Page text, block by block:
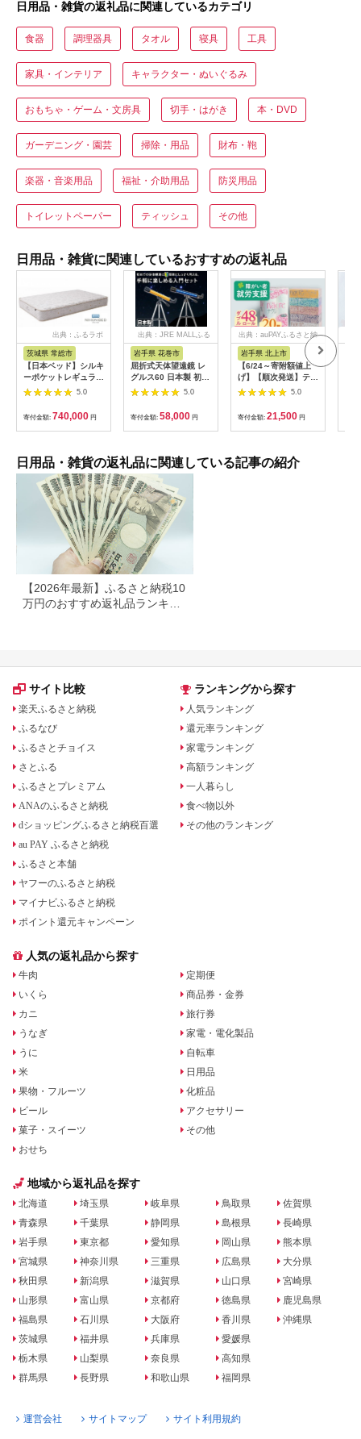
日用品・雑貨の返礼品に関連しているカテゴリ
食器 調理器具 タオル 寝具 工具
家具・インテリア キャラクター・ぬいぐるみ
おもちゃ・ゲーム・文房具 切手・はがき 本・DVD
ガーデニング・園芸 掃除・用品 財布・鞄
楽器・音楽用品 福祉・介助用品 防災用品
トイレットペーパー ティッシュ その他
日用品・雑貨に関連しているおすすめの返礼品
出典：ふるラボ
茨城県 常総市
【日本ベッド】シルキ
ーポケットレギュラー
11334 シングル 日本
ベッド シルキーポケ
ットレギュラー シン
グル 通気性 ロングセ
ラー 放湿性 ※沖縄
5.0
寄付金額: 740,000 円
出典：JRE MALLふる
さと納税
岩手県 花巻市
屈折式天体望遠鏡 レ
グルス60 日本製 初心
者用 スマホ撮影 (カラ
ー：オレンジ）
【1835-2】
5.0
寄付金額: 58,000 円
出典：auPAYふるさと納
岩手県 北上市
【6/24～寄附額値上
げ】【順次発送】ティ
ッシュペーパー 20箱
＆ トイレットロール
(ダブル) 48個 福祉施
設支援 日用品 常備品
備蓄品 box ちり紙 テ
ィッシュ パルプ
100％ 無香料 1箱
5.0
寄付金額: 21,500 円
日用品・雑貨の返礼品に関連している記事の紹介
【2026年最新】ふるさと納税10
万円のおすすめ返礼品ランキン
サイト比較
楽天ふるさと納税
ふるなび
ふるさとチョイス
さとふる
ふるさとプレミアム
ANAのふるさと納税
dショッピングふるさと納税百選
au PAY ふるさと納税
ふるさと本舗
ヤフーのふるさと納税
マイナビふるさと納税
ポイント還元キャンペーン
ランキングから探す
人気ランキング
還元率ランキング
家電ランキング
高額ランキング
一人暮らし
食べ物以外
その他のランキング
人気の返礼品から探す
牛肉
いくら
カニ
うなぎ
うに
米
果物・フルーツ
ビール
菓子・スイーツ
おせち
定期便
商品券・金券
旅行券
家電・電化製品
自転車
日用品
化粧品
アクセサリー
その他
地域から返礼品を探す
北海道
青森県
岩手県
宮城県
秋田県
山形県
福島県
茨城県
栃木県
群馬県
埼玉県
千葉県
東京都
神奈川県
新潟県
富山県
石川県
福井県
山梨県
長野県
岐阜県
静岡県
愛知県
三重県
滋賀県
京都府
大阪府
兵庫県
奈良県
和歌山県
鳥取県
島根県
岡山県
広島県
山口県
徳島県
香川県
愛媛県
高知県
福岡県
佐賀県
長崎県
熊本県
大分県
宮崎県
鹿児島県
沖縄県
運営会社 サイトマップ サイト利用規約